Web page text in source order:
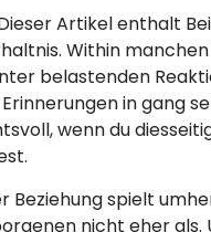
Artikel enthalt
Within
belastenden
in gang
wenn du
Beziehung spielt
nicht eher als.